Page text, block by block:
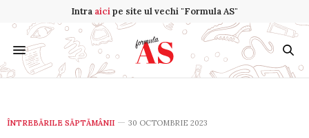
Intra aicipe site ul vechi "Formula AS"
ÎNTREBĂRILE SĂPTĂMÂNII 30 OCTOMBRIE 2023